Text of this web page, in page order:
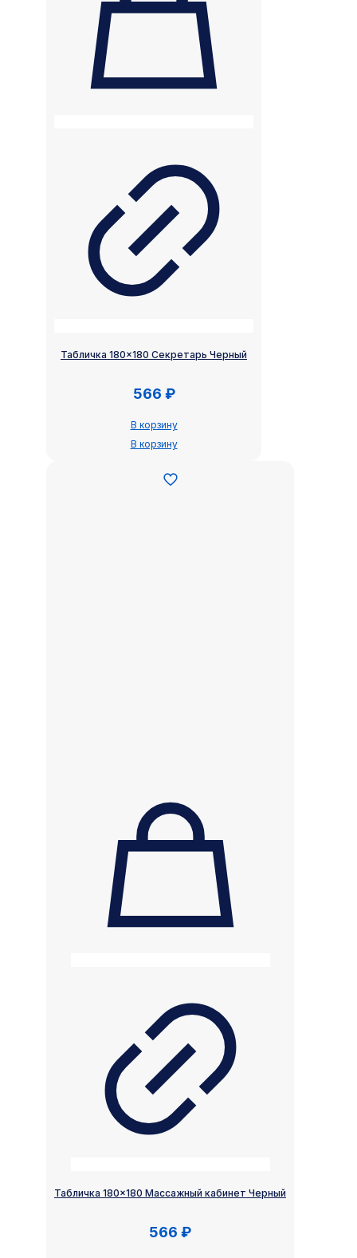
Табличка 180×180 Секретарь Черный
566 ₽
В корзину
В корзину
Табличка 180×180 Массажный кабинет Черный
566 ₽